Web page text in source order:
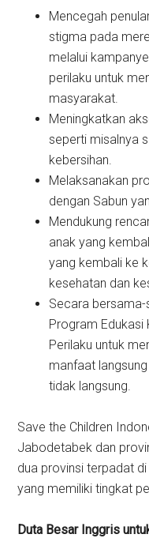
Mencegah
stigma pada
melalui
perilaku untuk
masyarakat.
Meningkatkan
seperti misalnya
kebersihan.
Melaksanakan
dengan Sabun
Mendukung
anak yang
yang kembali ke
kesehatan dan
Secara
Program Edukasi
Perilaku untuk
manfaat
tidak langsung.
Save the Children
Jabodetabek dan
dua provinsi terpadat
yang memiliki tingkat
Duta Besar Inggris